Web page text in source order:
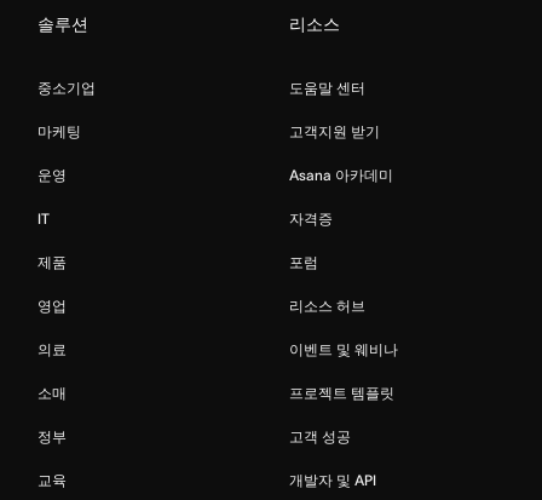
솔루션
중소기업
마케팅
운영
IT
제품
영업
의료
소매
정부
교육
리소스
도움말 센터
고객지원 받기
Asana 아카데미
자격증
포럼
리소스 허브
이벤트 및 웨비나
프로젝트 템플릿
고객 성공
개발자 및 API